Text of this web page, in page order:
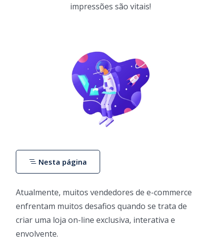
impressões são vitais!
Atualmente, muitos vendedores de e-commerce
enfrentam muitos desafios quando se trata de
criar uma loja on-line exclusiva, interativa e
envolvente.
Nesta página